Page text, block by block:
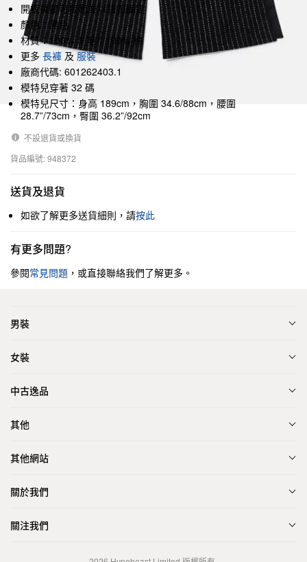
開衩褲腳可摺起並以鈕扣固定
顏色：黑色
材質：100% 羊毛；100% 棉
更多 長褲 及服裝
廠商代碼: 601262403.1
模特兒穿著 32 碼
模特兒尺寸：身高 189cm，胸圍 34.6/88cm，腰圍
28.7”/73cm，臀圍 36.2”/92cm
不設退貨或換貨
貨品編號: 948372
送貨及退貨
如欲了解更多送貨細則，請按此
有更多問題?
參閱常見問題 ，或直接聯絡我們了解更多。
男裝
女裝
中古逸品
其他
其他網站
關於我們
關注我們